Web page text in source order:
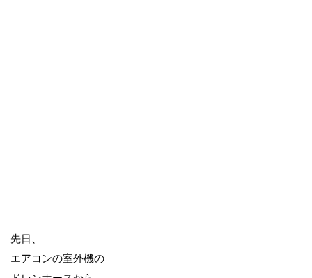
先日、
エアコンの室外機の